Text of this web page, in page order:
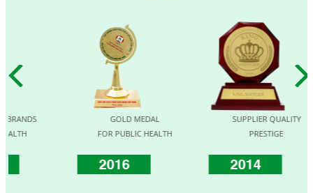
GOLD MEDAL
FOR PUBLIC HEALTH
2016
SUPPLIER QUALITY
PRESTIGE
2014